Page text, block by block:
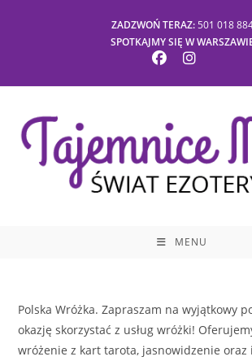
ZADZWOŃ TERAZ:501 018
SPOTKAJMY SIĘ W
MENU
Polska Wróżka. Zapraszam na wyjątkowy
okazję skorzystać z usług wróżki!
wróżenie z kart tarota, jasnowidzenie oraz